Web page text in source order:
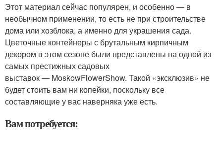
Этот материал сейчас популярен, и особенно — в
необычном применении, то есть не при строительстве
дома или хозблока, а именно для украшения сада.
Цветочные контейнеры с брутальным кирпичным
декором в этом сезоне были представлены на одной из
самых престижных садовых
выставок — MoskowFlowerShow. Такой «эксклюзив» не
будет стоить вам ни копейки, поскольку все
составляющие у вас наверняка уже есть.
Вам потребуется: